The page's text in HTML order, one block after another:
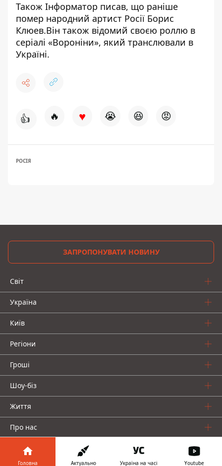
Також Інформатор писав, що раніше
помер народний артист Росії Борис
Клюев.Він також відомий своєю роллю в
серіалі «Вороніни», який транслювали в
Україні.
👍 🔥 ♥ 😭 😆 😡
РОСІЯ
ЗАПРОПОНУВАТИ НОВИНУ
Світ
Україна
Київ
Регіони
Гроші
Шоу-біз
Життя
Про нас
Головна Актуально Україна на часі Youtube